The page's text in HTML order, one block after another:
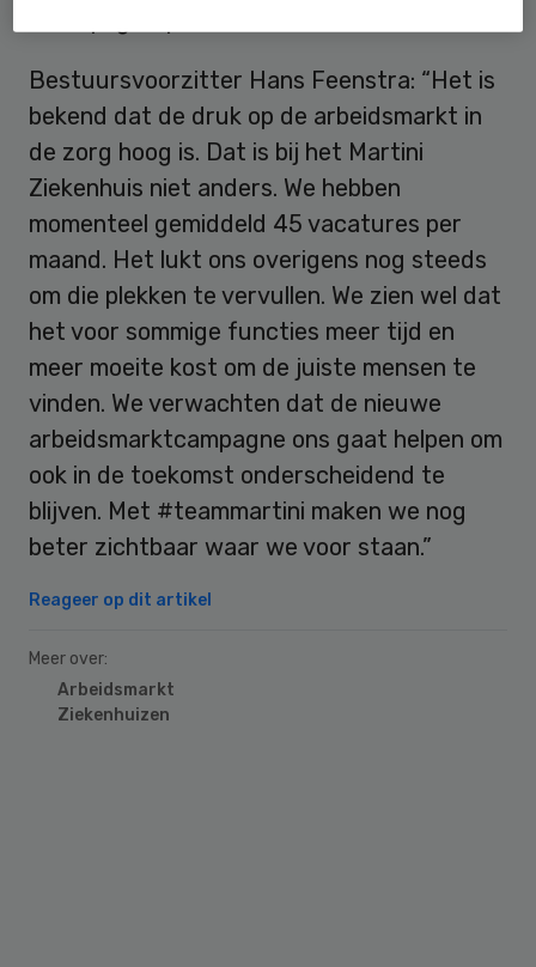
Bestuursvoorzitter Hans Feenstra: “Het is
bekend dat de druk op de arbeidsmarkt in
de zorg hoog is. Dat is bij het Martini
Ziekenhuis niet anders. We hebben
momenteel gemiddeld 45 vacatures per
maand. Het lukt ons overigens nog steeds
om die plekken te vervullen. We zien wel dat
het voor sommige functies meer tijd en
meer moeite kost om de juiste mensen te
vinden. We verwachten dat de nieuwe
arbeidsmarktcampagne ons gaat helpen om
ook in de toekomst onderscheidend te
blijven. Met #teammartini maken we nog
beter zichtbaar waar we voor staan.”
Reageer op dit artikel
Meer over:
Arbeidsmarkt
Ziekenhuizen